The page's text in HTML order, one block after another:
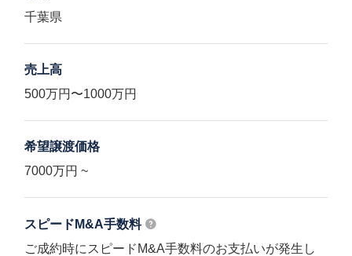
千葉県
売上高
500万円〜1000万円
希望譲渡価格
7000万円 ~
スピードM&A手数料
ご成約時にスピードM&A手数料のお支払いが発生し